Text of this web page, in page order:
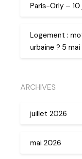
Paris-Orly – 10
Logement :
urbaine ? 5
ARCHIVES
juillet 2026
mai 2026